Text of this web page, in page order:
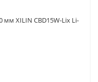
мм XILIN CBD15W-Lix Li-